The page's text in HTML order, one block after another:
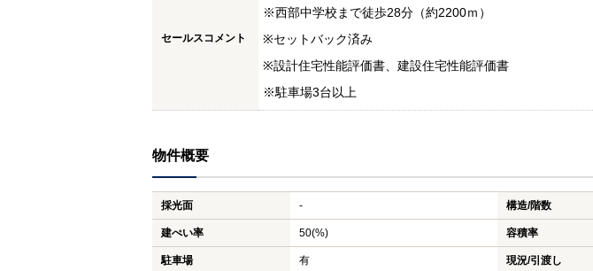
セールスコメント
※西部中学校まで徒歩28分（約2200ｍ）
※セットバック済み
※設計住宅性能評価書、建設住宅性能評価書
※駐車場3台以上
物件概要
採光面 - 構造/階数
建ぺい率 50(%) 容積率
駐車場 有 現況/引渡し